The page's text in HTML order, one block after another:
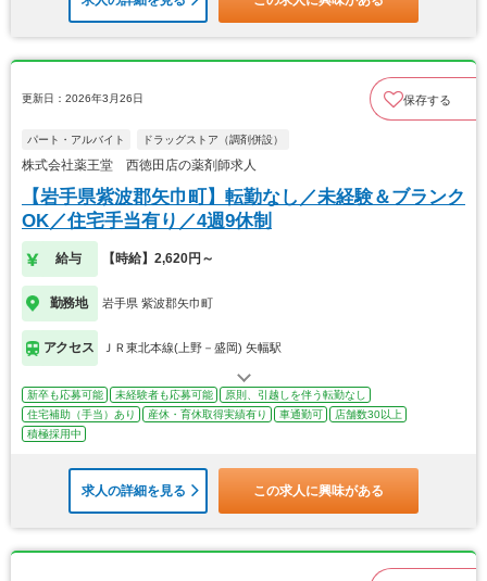
更新日：2026年3月26日 保存する
パート・アルバイト ドラッグストア（調剤併設）
株式会社薬王堂 西徳田店の薬剤師求人
【岩手県紫波郡矢巾町】転勤なし／未経験＆ブランク
OK／住宅手当有り／4週9休制
給与 【時給】2,620円～
勤務地 岩手県 紫波郡矢巾町
アクセス ＪＲ東北本線(上野－盛岡) 矢幅駅
新卒も応募可能 未経験者も応募可能
原則、引越しを伴う転勤なし
住宅補助（手当）あり
産休・育休取得実績有り 車通勤可
店舗数30以上
積極採用中
求人の詳細を見る この求人に興味がある